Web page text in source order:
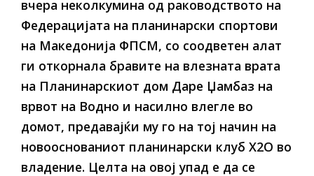
вчера неколкумина од раководството на
Федерацијата на планинарски спортови
на Македонија ФПСМ, со соодветен алат
ги откорнала бравите на влезната врата
на Планинарскиот дом Даре Џамбаз на
врвот на Водно и насилно влегле во
домот, предавајќи му го на тој начин на
новооснованиот планинарски клуб Х2О во
владение. Целта на овој упад е да се